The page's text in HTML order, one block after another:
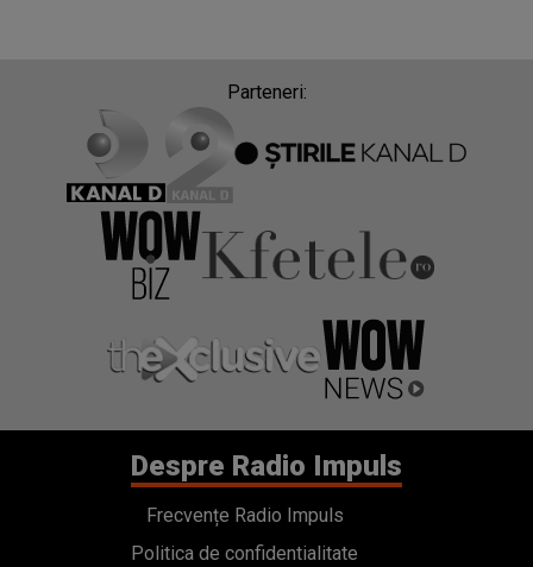
Parteneri:
Despre Radio Impuls
Frecvențe Radio Impuls
Politica de confidentialitate